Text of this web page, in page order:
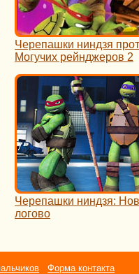
Черепашки ниндзя
Могучих рейнджеров 2
Черепашки ниндзя:
логово
Форма контакта